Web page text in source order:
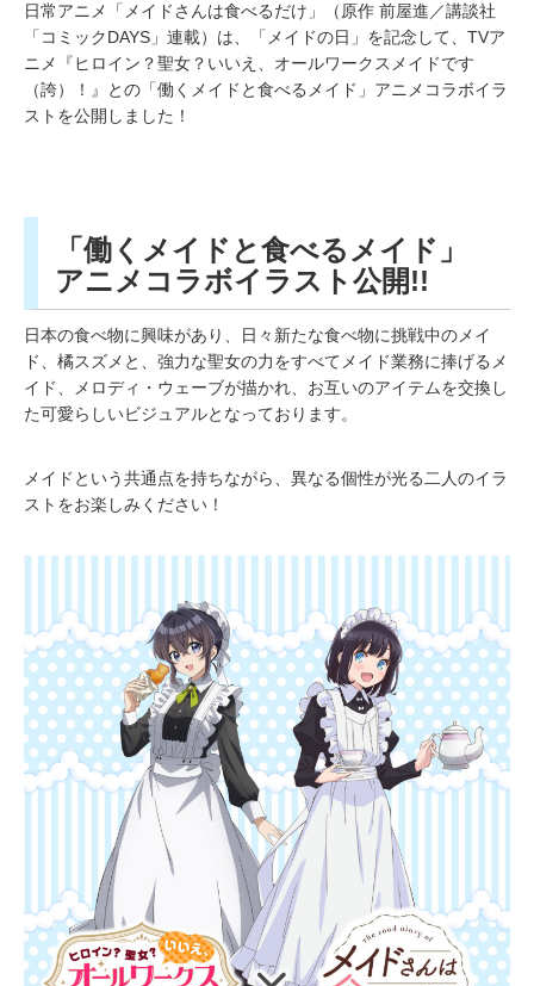
日常アニメ「メイドさんは食べるだけ」（原作 前屋進／講談社
「コミックDAYS」連載）は、「メイドの日」を記念して、TVア
ニメ『ヒロイン？聖女？いいえ、オールワークスメイドです
（誇）！』との「働くメイドと食べるメイド」アニメコラボイラ
ストを公開しました！
「働くメイドと食べるメイド」
アニメコラボイラスト公開!!
日本の食べ物に興味があり、日々新たな食べ物に挑戦中のメイ
ド、橘スズメと、強力な聖女の力をすべてメイド業務に捧げるメ
イド、メロディ・ウェーブが描かれ、お互いのアイテムを交換し
た可愛らしいビジュアルとなっております。
メイドという共通点を持ちながら、異なる個性が光る二人のイラ
ストをお楽しみください！